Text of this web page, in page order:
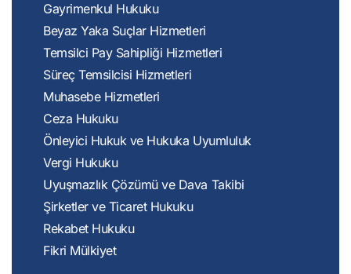
Gayrimenkul Hukuku
Beyaz Yaka Suçlar Hizmetleri
Temsilci Pay Sahipliği Hizmetleri
Süreç Temsilcisi Hizmetleri
Muhasebe Hizmetleri
Ceza Hukuku
Önleyici Hukuk ve Hukuka Uyumluluk
Vergi Hukuku
Uyuşmazlık Çözümü ve Dava Takibi
Şirketler ve Ticaret Hukuku
Rekabet Hukuku
Fikri Mülkiyet